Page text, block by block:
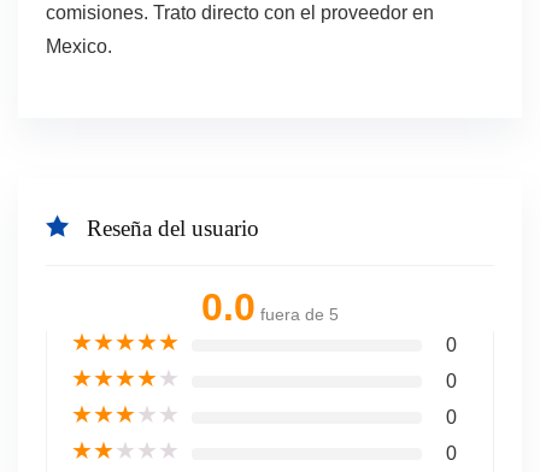
comisiones. Trato directo con el proveedor en
Mexico.
Reseña del usuario
0.0 fuera de 5
★★★★★ 0
★★★★★ 0
★★★★★ 0
★★★★★ 0